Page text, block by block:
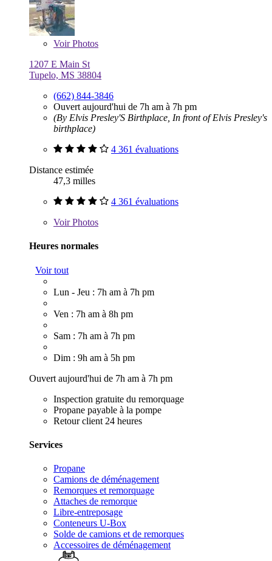
VoirPhotos
1207 E Main St
Tupelo, MS 38804
(662) 844-3846
Ouvert aujourd'hui de 7h am à 7h pm
(By Elvis Presley'S Birthplace, In front of Elvis Presley's
birthplace)
4 361 évaluations
Distance estimée
47,3 milles
4 361 évaluations
VoirPhotos
Heures normales
Voir tout
Lun - Jeu : 7h am à 7h pm
Ven : 7h am à 8h pm
Sam : 7h am à 7h pm
Dim : 9h am à 5h pm
Ouvert aujourd'hui de 7h am à 7h pm
Inspection gratuite du remorquage
Propane payable à la pompe
Retour client 24 heures
Services
Propane
Camions de déménagement
Remorques et remorquage
Attaches de remorque
Libre-entreposage
Conteneurs U-Box
Solde de camions et de remorques
Accessoires de déménagement